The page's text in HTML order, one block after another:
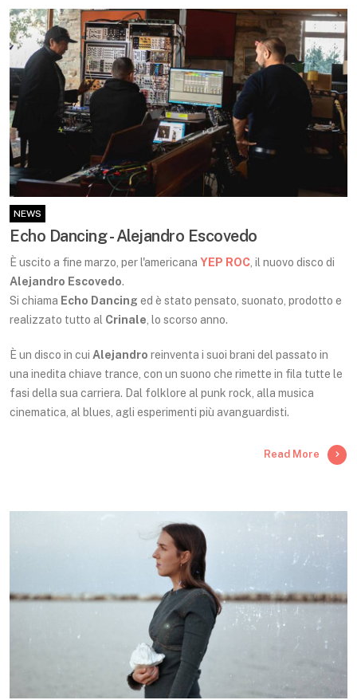
NEWS
Echo Dancing - Alejandro Escovedo
È uscito a fine marzo, per l'americana YEP ROC , il nuovo disco di
Alejandro Escovedo.
Si chiama Echo Dancing ed è stato pensato, suonato, prodotto e
realizzato tutto al Crinale , lo scorso anno.
È un disco in cui Alejandro reinventa i suoi brani del passato in
una inedita chiave trance, con un suono che rimette in fila tutte le
fasi della sua carriera. Dal folklore al punk rock, alla musica
cinematica, al blues, agli esperimenti più avanguardisti.
Read More